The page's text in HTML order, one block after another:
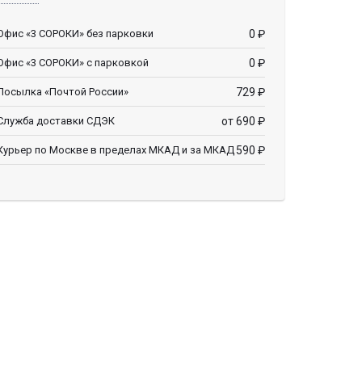
«3 СОРОКИ» без парковки 0 ₽
«3 СОРОКИ» с парковкой 0 ₽
«Почтой России» 729 ₽
доставки СДЭК от 690 ₽
по Москве в пределах МКАД и за МКАД 590 ₽